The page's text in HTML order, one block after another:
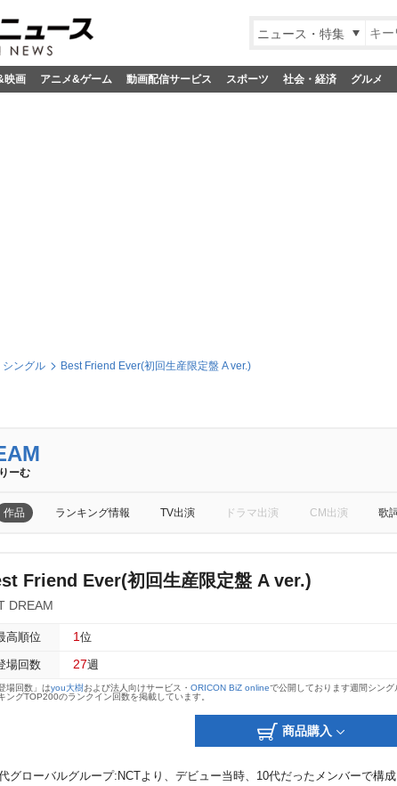
ニュース・特集
映画 アニメ&ゲーム 動画配信サービス スポーツ 社会・経済 グルメ
シングル Best Friend Ever(初回生産限定盤 A ver.)
ーむ
作品 ランキング情報 TV出演 ドラマ出演 CM出演 歌
Friend Ever(初回生産限定盤 A ver.)
DREAM
高順位 1 位
場回数 27週
場回数」はyou大樹および法人向けサービス・ ORICON BiZ onlineで公開しております週間シング
ングTOP200のランクイン回数を掲載しています。
商品購入
グローバルグループ:NCTより、デビュー当時、10代だったメンバーで構成